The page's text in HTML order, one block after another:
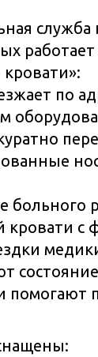
служба
по
больного
кровати с
помогают